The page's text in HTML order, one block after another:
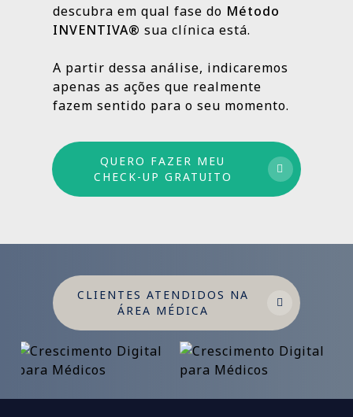
Por isso trabalhamos com um método
médio e longo prazo para garantir
crescimento sustentável.
descubra em qual fase do Método
INVENTIVA® sua clínica está.
A partir dessa análise, indicaremos
apenas as ações que realmente
fazem sentido para o seu momento.
QUERO FAZER MEU
CHECK-UP GRATUITO
CLIENTES ATENDIDOS NA
ÁREA MÉDICA